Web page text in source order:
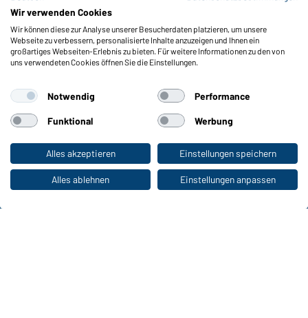
Zum Privatkunden-Shop
Meldeportal nach Hinweisgeberschutz
Funktionen & Pflege
Produkteigenschaften
Pflegehinweise
Farben
WORKWEAR COLLECTION
Die ideale Wahl für Professionals: Kollektionen
entdecken!
Wir verwenden Cookies
Wir können diese zur Analyse unserer Besucherdaten platzieren, um unsere
Webseite zu verbessern, personalisierte Inhalte anzuzeigen und Ihnen ein
großartiges Webseiten-Erlebnis zu bieten. Für weitere Informationen zu den von
uns verwendeten Cookies öffnen Sie die Einstellungen.
Notwendig Performance
Funktional Werbung
Alles akzeptieren Einstellungen speichern
Alles ablehnen Einstellungen anpassen